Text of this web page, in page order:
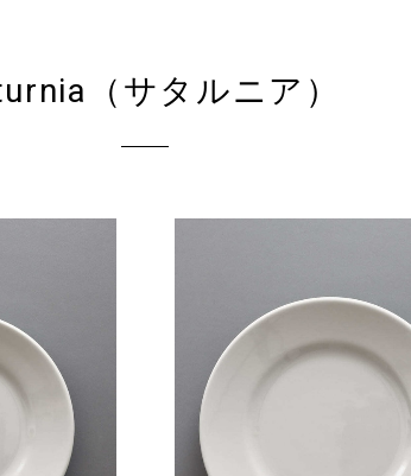
（サタルニア）